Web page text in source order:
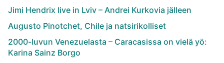
Jimi Hendrix live in Lviv – Andrei Kurkovia jälleen
Augusto Pinotchet, Chile ja natsirikolliset
2000-luvun Venezuelasta – Caracasissa on vielä yö:
Karina Sainz Borgo